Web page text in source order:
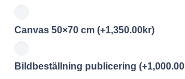
Canvas 50×70 cm (+1,350.00kr)
Bildbeställning publicering (+1,000.00